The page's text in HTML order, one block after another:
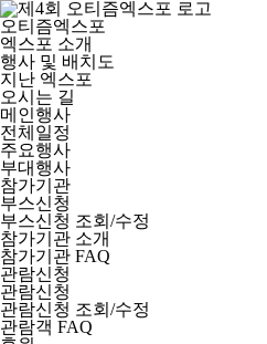
오티즘엑스포
엑스포 소개
행사 및 배치도
지난 엑스포
오시는 길
메인행사
전체일정
주요행사
부대행사
참가기관
부스신청
부스신청 조회/수정
참가기관 소개
참가기관 FAQ
관람신청
관람신청
관람신청 조회/수정
관람객 FAQ